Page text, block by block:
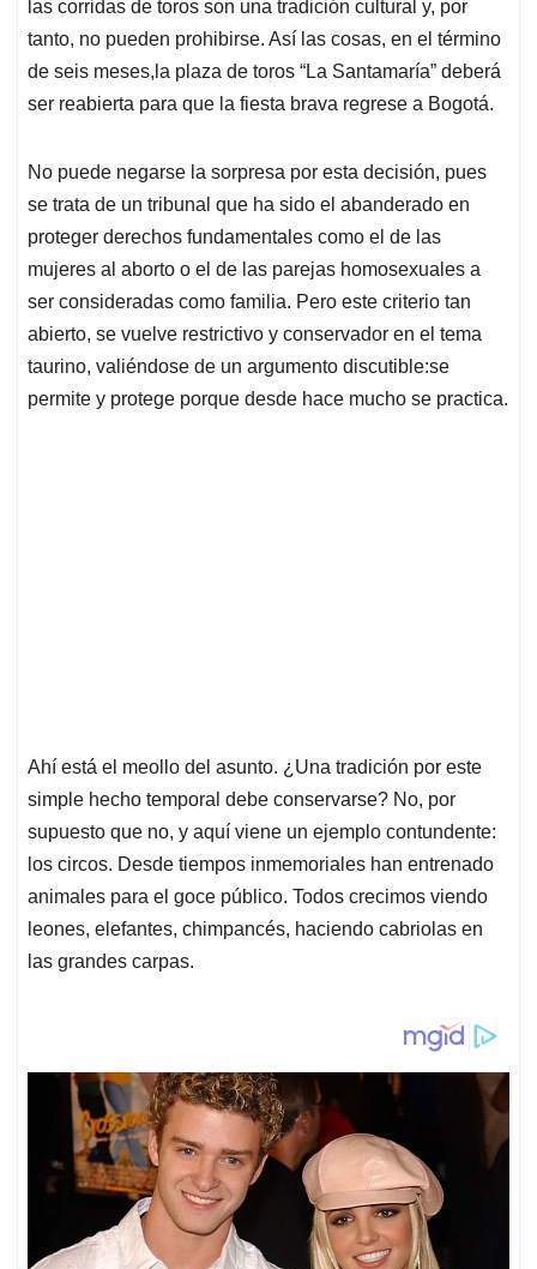
A
p
p
o
o
k
d
I
n
d
s
las corridas de toros son una tradición cultural y, por
tanto, no pueden prohibirse. Así las cosas, en el término
de seis meses,la plaza de toros “La Santamaría” deberá
ser reabierta para que la fiesta brava regrese a Bogotá.
No puede negarse la sorpresa por esta decisión, pues
se trata de un tribunal que ha sido el abanderado en
proteger derechos fundamentales como el de las
mujeres al aborto o el de las parejas homosexuales a
ser consideradas como familia. Pero este criterio tan
abierto, se vuelve restrictivo y conservador en el tema
taurino, valiéndose de un argumento discutible:se
permite y protege porque desde hace mucho se practica.
Ahí está el meollo del asunto. ¿Una tradición por este
simple hecho temporal debe conservarse? No, por
supuesto que no, y aquí viene un ejemplo contundente:
los circos. Desde tiempos inmemoriales han entrenado
animales para el goce público. Todos crecimos viendo
leones, elefantes, chimpancés, haciendo cabriolas en
las grandes carpas.